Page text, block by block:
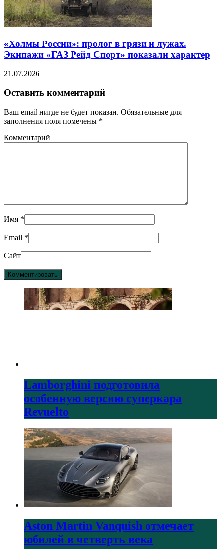
«Холмы России»: пролог в грязи и лужах.
Экипажи «ГАЗ Рейд Спорт» показали характер
21.07.2026
Оставить комментарий
Ваш email нигде не будет показан. Обязательные для
заполнения поля помечены *
Комментарий
Имя *
Email *
Сайт
Lamborghini подготовила
особенную версию суперкара
Revuelto
Aston Martin Vanquish отмечает
юбилей в четверть века